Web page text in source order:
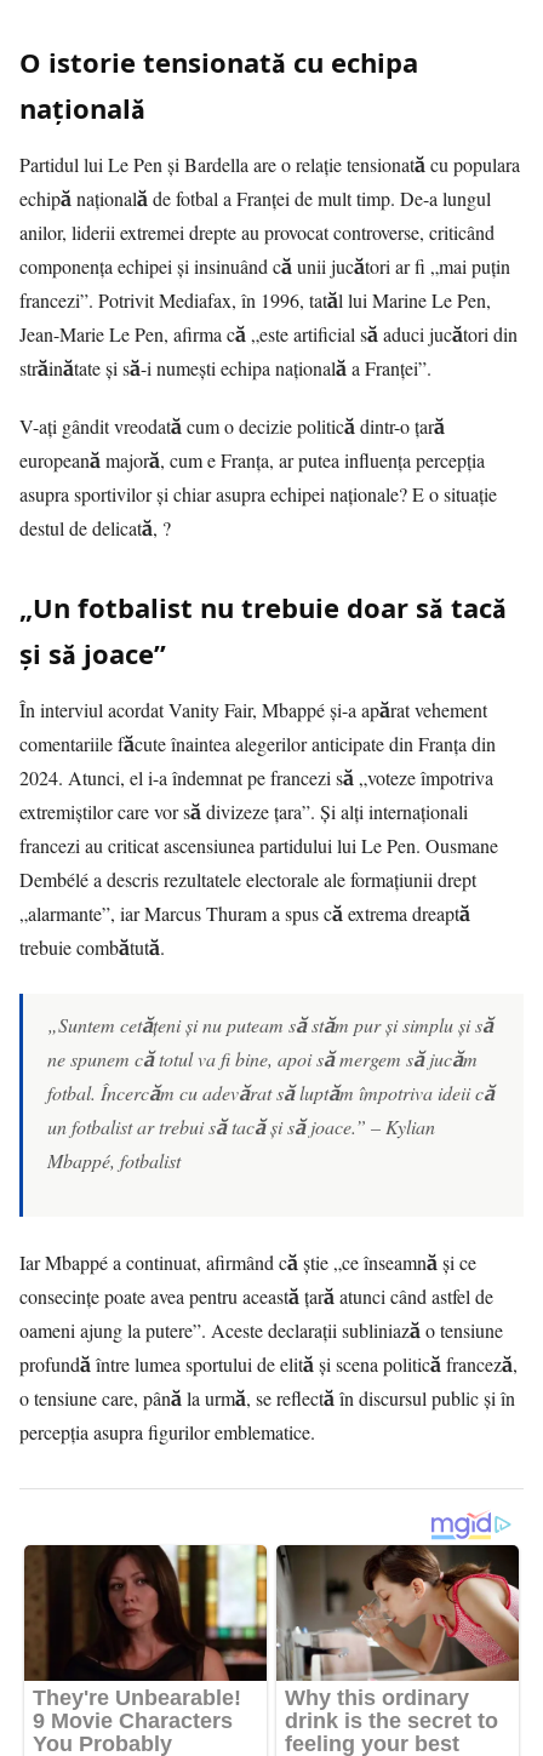
O istorie tensionată cu echipa
națională
Partidul lui Le Pen și Bardella are o relație tensionată cu populara
echipă națională de fotbal a Franței de mult timp. De-a lungul
anilor, liderii extremei drepte au provocat controverse, criticând
componența echipei și insinuând că unii jucători ar fi „mai puțin
francezi”. PotrivitMediafax, în 1996, tatăl lui Marine Le Pen,
Jean-Marie Le Pen, afirma că „este artificial să aduci jucători din
străinătate și să-i numești echipa națională a Franței”.
V-ați gândit vreodată cum o decizie politică dintr-o țară
europeană majoră, cum e Franța, ar putea influența percepția
asupra sportivilor și chiar asupra echipei naționale? E o situație
destul de delicată, ?
„Un fotbalist nu trebuie doar să tacă
și să joace”
În interviul acordat Vanity Fair, Mbappé și-a apărat vehement
comentariile făcute înaintea alegerilor anticipate din Franța din
2024. Atunci, el i-a îndemnat pe francezi să „voteze împotriva
extremiștilor care vor să divizeze țara”. Și alți internaționali
francezi au criticat ascensiunea partidului lui Le Pen. Ousmane
Dembélé a descris rezultatele electorale ale formațiunii drept
„alarmante”, iar Marcus Thuram a spus că extrema dreaptă
trebuie combătută.
„Suntem cetățeni și nu puteam să stăm pur și simplu și să
ne spunem că totul va fi bine, apoi să mergem să jucăm
fotbal. Încercăm cu adevărat să luptăm împotriva ideii că
un fotbalist ar trebui să tacă și să joace.” – Kylian
Mbappé, fotbalist
Iar Mbappé a continuat, afirmând că știe „ce înseamnă și ce
consecințe poate avea pentru această țară atunci când astfel de
oameni ajung la putere”. Aceste declarații subliniază o tensiune
profundă între lumea sportului de elită și scena politică franceză,
o tensiune care, până la urmă, se reflectă în discursul public și în
percepția asupra figurilor emblematice.